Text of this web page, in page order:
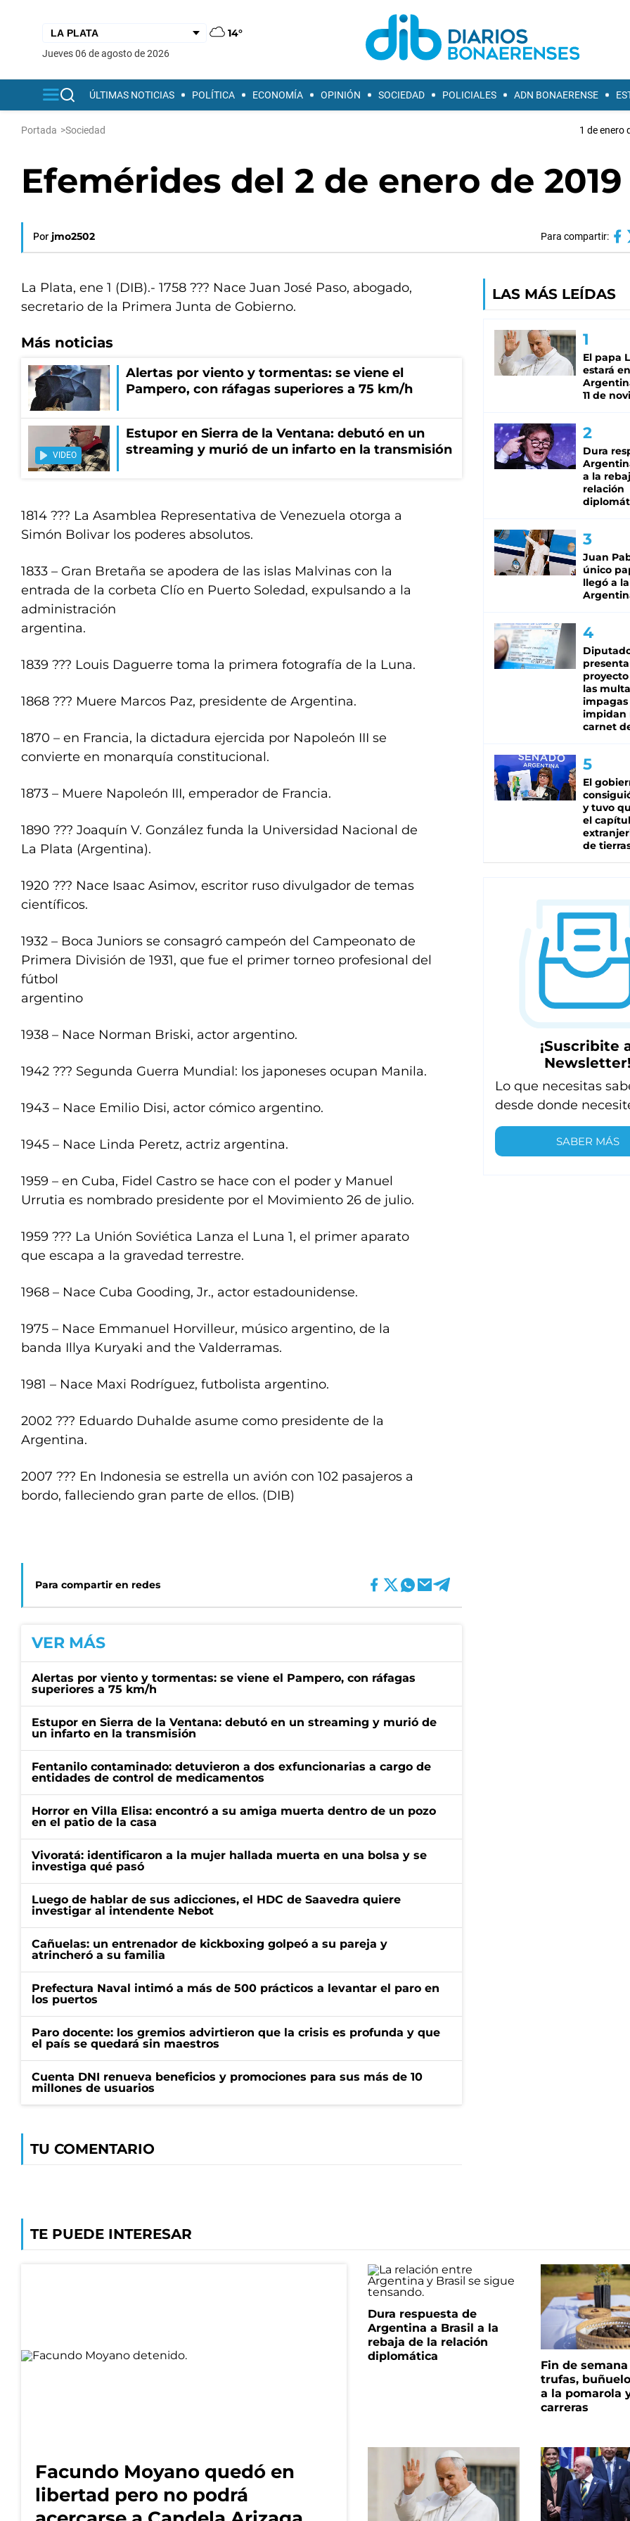
14°
jueves 06 de agosto de 2026
ÚLTIMAS NOTICIAS POLÍTICA ECONOMÍA OPINIÓN SOCIEDAD POLICIALES ADN BONAERENSE
Portada >Sociedad 1 de enero
Efemérides del 2 de enero de 2019
Por jmo2502 Para compartir:
La Plata, ene 1 (DIB).- 1758 ??? Nace Juan José Paso, abogado,
secretario de la Primera Junta de Gobierno.
Más noticias
Alertas por viento y tormentas: se viene el
Pampero, con ráfagas superiores a 75 km/h
VIDEO
Estupor en Sierra de la Ventana: debutó en un
streaming y murió de un infarto en la transmisión
1814 ??? La Asamblea Representativa de Venezuela otorga a
Simón Bolivar los poderes absolutos.
1833 – Gran Bretaña se apodera de las islas Malvinas con la
entrada de la corbeta Clío en Puerto Soledad, expulsando a la
administración
argentina.
1839 ??? Louis Daguerre toma la primera fotografía de la Luna.
1868 ??? Muere Marcos Paz, presidente de Argentina.
1870 – en Francia, la dictadura ejercida por Napoleón III se
convierte en monarquía constitucional.
1873 – Muere Napoleón III, emperador de Francia.
1890 ??? Joaquín V. González funda la Universidad Nacional de
La Plata (Argentina).
1920 ??? Nace Isaac Asimov, escritor ruso divulgador de temas
científicos.
1932 – Boca Juniors se consagró campeón del Campeonato de
Primera División de 1931, que fue el primer torneo profesional del
fútbol
argentino
1938 – Nace Norman Briski, actor argentino.
1942 ??? Segunda Guerra Mundial: los japoneses ocupan Manila.
1943 – Nace Emilio Disi, actor cómico argentino.
1945 – Nace Linda Peretz, actriz argentina.
1959 – en Cuba, Fidel Castro se hace con el poder y Manuel
Urrutia es nombrado presidente por el Movimiento 26 de julio.
1959 ??? La Unión Soviética Lanza el Luna 1, el primer aparato
que escapa a la gravedad terrestre.
1968 – Nace Cuba Gooding, Jr., actor estadounidense.
1975 – Nace Emmanuel Horvilleur, músico argentino, de la
banda Illya Kuryaki and the Valderramas.
1981 – Nace Maxi Rodríguez, futbolista argentino.
2002 ??? Eduardo Duhalde asume como presidente de la
Argentina.
2007 ??? En Indonesia se estrella un avión con 102 pasajeros a
bordo, falleciendo gran parte de ellos. (DIB)
Para compartir en redes
VER MÁS
Alertas por viento y tormentas: se viene el Pampero, con ráfagas
superiores a 75 km/h
Estupor en Sierra de la Ventana: debutó en un streaming y murió de
un infarto en la transmisión
Fentanilo contaminado: detuvieron a dos exfuncionarias a cargo de
entidades de control de medicamentos
Horror en Villa Elisa: encontró a su amiga muerta dentro de un pozo
en el patio de la casa
Vivoratá: identificaron a la mujer hallada muerta en una bolsa y se
investiga qué pasó
Luego de hablar de sus adicciones, el HDC de Saavedra quiere
investigar al intendente Nebot
Cañuelas: un entrenador de kickboxing golpeó a su pareja y
atrincheró a su familia
Prefectura Naval intimó a más de 500 prácticos a levantar el paro en
los puertos
Paro docente: los gremios advirtieron que la crisis es profunda y que
el país se quedará sin maestros
Cuenta DNI renueva beneficios y promociones para sus más de 10
millones de usuarios
TU COMENTARIO
LAS MÁS LEÍDAS
El papa
estará
11 de
Dura
a la
relación
Juan
único
llegó a la
las
impagas
impidan
carnet
El
y tuvo
el
de
¡Suscribite
Newsletter!
Lo que necesitas
desde donde
SABER MÁS
TE PUEDE INTERESAR
Facundo Moyano quedó en
libertad pero no podrá
Dura respuesta de
Argentina a Brasil a la
rebaja de la relación
diplomática
Fin de semana
trufas,
a la pomarola
carreras